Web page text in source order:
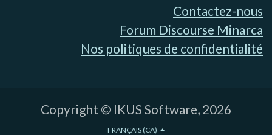
Contactez-nous
Forum Discourse Minarca
Nos politiques de confidentialité
Copyright © IKUS Software, 2026
FRANÇAIS (CA)